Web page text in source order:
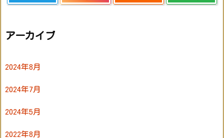
アーカイブ
2024年8月
2024年7月
2024年5月
2022年8月